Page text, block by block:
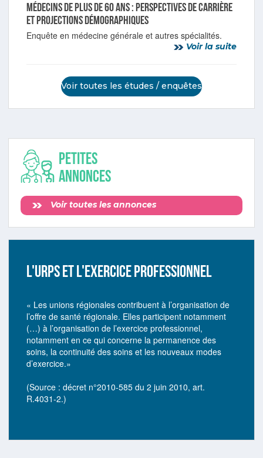
Médecins de plus de 60 ans : perspectives de carrière
et projections démographiques
Enquête en médecine générale et autres spécialités.
Voir la suite
Voir toutes les études / enquêtes
Petites
annonces
Voir toutes les annonces
L'URPS ET L'EXERCICE PROFESSIONNEL
« Les unions régionales contribuent à l’organisation de
l’offre de santé régionale. Elles participent notamment
(…) à l’organisation de l’exercice professionnel,
notamment en ce qui concerne la permanence des
soins, la continuité des soins et les nouveaux modes
d’exercice.»
(Source : décret n°2010-585 du 2 juin 2010, art.
R.4031-2.)